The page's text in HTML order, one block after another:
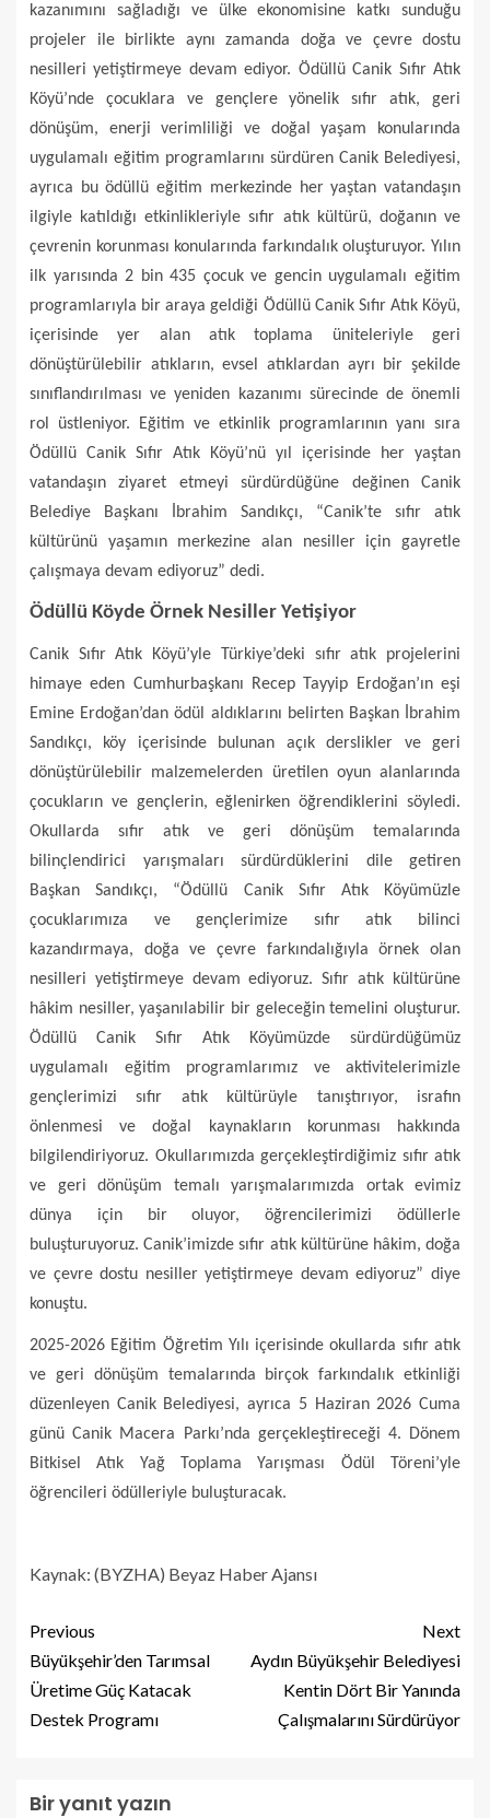
kazanımını sağladığı ve ülke ekonomisine katkı sunduğu
projeler ile birlikte aynı zamanda doğa ve çevre dostu
nesilleri yetiştirmeye devam ediyor. Ödüllü Canik Sıfır Atık
Köyü’nde çocuklara ve gençlere yönelik sıfır atık, geri
dönüşüm, enerji verimliliği ve doğal yaşam konularında
uygulamalı eğitim programlarını sürdüren Canik Belediyesi,
ayrıca bu ödüllü eğitim merkezinde her yaştan vatandaşın
ilgiyle katıldığı etkinlikleriyle sıfır atık kültürü, doğanın ve
çevrenin korunması konularında farkındalık oluşturuyor. Yılın
ilk yarısında 2 bin 435 çocuk ve gencin uygulamalı eğitim
programlarıyla bir araya geldiği Ödüllü Canik Sıfır Atık Köyü,
içerisinde yer alan atık toplama üniteleriyle geri
dönüştürülebilir atıkların, evsel atıklardan ayrı bir şekilde
sınıflandırılması ve yeniden kazanımı sürecinde de önemli
rol üstleniyor. Eğitim ve etkinlik programlarının yanı sıra
Ödüllü Canik Sıfır Atık Köyü’nü yıl içerisinde her yaştan
vatandaşın ziyaret etmeyi sürdürdüğüne değinen Canik
Belediye Başkanı İbrahim Sandıkçı, “Canik’te sıfır atık
kültürünü yaşamın merkezine alan nesiller için gayretle
çalışmaya devam ediyoruz” dedi.
Ödüllü Köyde Örnek Nesiller Yetişiyor
Canik Sıfır Atık Köyü’yle Türkiye’deki sıfır atık projelerini
himaye eden Cumhurbaşkanı Recep Tayyip Erdoğan’ın eşi
Emine Erdoğan’dan ödül aldıklarını belirten Başkan İbrahim
Sandıkçı, köy içerisinde bulunan açık derslikler ve geri
dönüştürülebilir malzemelerden üretilen oyun alanlarında
çocukların ve gençlerin, eğlenirken öğrendiklerini söyledi.
Okullarda sıfır atık ve geri dönüşüm temalarında
bilinçlendirici yarışmaları sürdürdüklerini dile getiren
Başkan Sandıkçı, “Ödüllü Canik Sıfır Atık Köyümüzle
çocuklarımıza ve gençlerimize sıfır atık bilinci
kazandırmaya, doğa ve çevre farkındalığıyla örnek olan
nesilleri yetiştirmeye devam ediyoruz. Sıfır atık kültürüne
hâkim nesiller, yaşanılabilir bir geleceğin temelini oluşturur.
Ödüllü Canik Sıfır Atık Köyümüzde sürdürdüğümüz
uygulamalı eğitim programlarımız ve aktivitelerimizle
gençlerimizi sıfır atık kültürüyle tanıştırıyor, israfın
önlenmesi ve doğal kaynakların korunması hakkında
bilgilendiriyoruz. Okullarımızda gerçekleştirdiğimiz sıfır atık
ve geri dönüşüm temalı yarışmalarımızda ortak evimiz
dünya için bir oluyor, öğrencilerimizi ödüllerle
buluşturuyoruz. Canik’imizde sıfır atık kültürüne hâkim, doğa
ve çevre dostu nesiller yetiştirmeye devam ediyoruz” diye
konuştu.
2025-2026 Eğitim Öğretim Yılı içerisinde okullarda sıfır atık
ve geri dönüşüm temalarında birçok farkındalık etkinliği
düzenleyen Canik Belediyesi, ayrıca 5 Haziran 2026 Cuma
günü Canik Macera Parkı’nda gerçekleştireceği 4. Dönem
Bitkisel Atık Yağ Toplama Yarışması Ödül Töreni’yle
öğrencileri ödülleriyle buluşturacak.
Kaynak: (BYZHA) Beyaz Haber Ajansı
Previous
Büyükşehir’den Tarımsal
Üretime Güç Katacak
Destek Programı
Next
Aydın Büyükşehir Belediyesi
Kentin Dört Bir Yanında
Çalışmalarını Sürdürüyor
Bir yanıt yazın